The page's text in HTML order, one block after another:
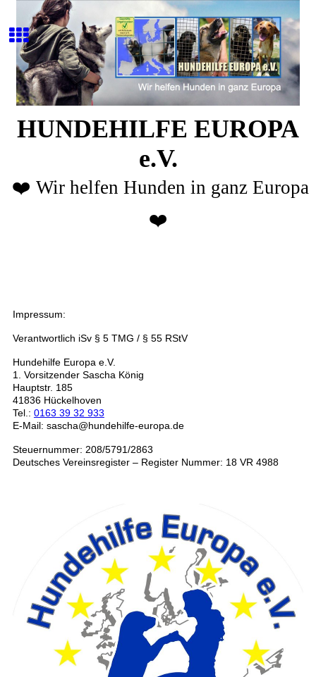
HUNDEHILFE EUROPA
e.V.
❤️ Wir helfen Hunden in ganz Europa
❤️
Impressum:
Verantwortlich iSv § 5 TMG / § 55 RStV
Hundehilfe Europa e.V.
1. Vorsitzender Sascha König
Hauptstr. 185
41836 Hückelhoven
Tel.: 0163 39 32 933
E-Mail: sascha@hundehilfe-europa.de
Steuernummer: 208/5791/2863
Deutsches Vereinsregister – Register Nummer: 18 VR 4988